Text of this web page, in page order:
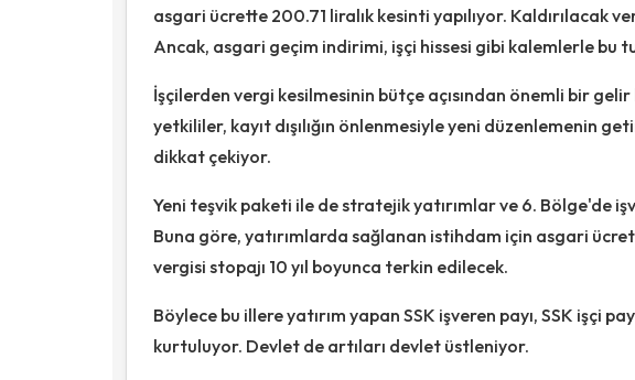
asgari ücrette 200.71 liralık kesinti yapılıyor. Kaldırılacak
Ancak, asgari geçim indirimi, işçi hissesi gibi kalemlerle bu
İşçilerden vergi kesilmesinin bütçe açısından önemli bir
yetkililer, kayıt dışılığın önlenmesiyle yeni düzenlemenin
dikkat çekiyor.
Yeni teşvik paketi ile de stratejik yatırımlar ve 6. Bölge'de
Buna göre, yatırımlarda sağlanan istihdam için asgari
vergisi stopajı 10 yıl boyunca terkin edilecek.
Böylece bu illere yatırım yapan SSK işveren payı, SSK işçi
kurtuluyor. Devlet de artıları devlet üstleniyor.